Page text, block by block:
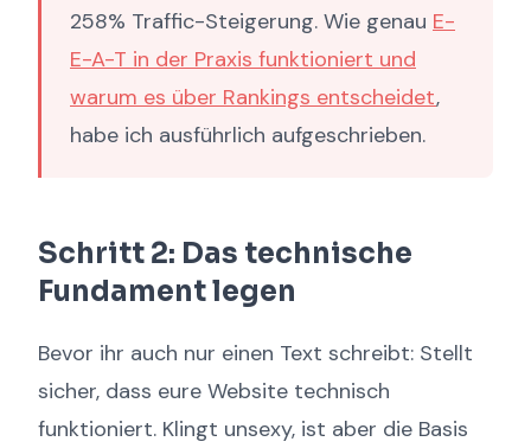
258% Traffic-Steigerung. Wie genau E-
E-A-T in der Praxis funktioniert und
warum es über Rankings entscheidet,
habe ich ausführlich aufgeschrieben.
Schritt 2: Das technische
Fundament legen
Bevor ihr auch nur einen Text schreibt: Stellt
sicher, dass eure Website technisch
funktioniert. Klingt unsexy, ist aber die Basis